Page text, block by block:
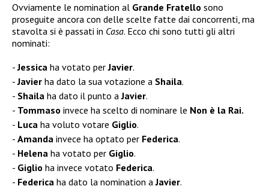
Ovviamente le nomination al Grande Fratello sono
proseguite ancora con delle scelte fatte dai concorrenti, ma
stavolta si è passati in Casa. Ecco chi sono tutti gli altri
nominati:
Jessica ha votato perJavier.
Javier ha dato la sua votazione a Shaila.
Shaila ha dato il punto aJavier.
Tommaso invece ha scelto di nominare le Non è la Rai.
Luca ha voluto votare Giglio.
Amanda invece ha optato per Federica.
Helena ha votato per Giglio.
Giglio ha invece votato Federica.
Federica ha dato la nomination aJavier.